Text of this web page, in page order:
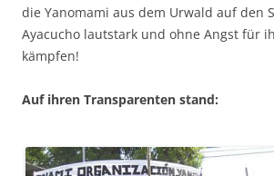
die Yanomami aus dem Urwald auf den
Ayacucho lautstark und ohne Angst für
kämpfen!
Auf ihren Transparenten stand: